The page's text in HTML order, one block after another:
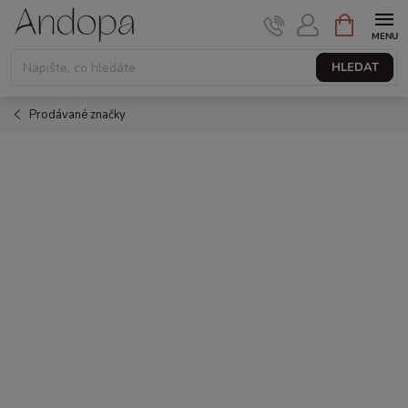
Přejít
HLEDAT
NÁKUPNÍ
KOŠÍK
Prodávané značky